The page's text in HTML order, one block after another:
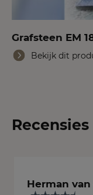
Grafsteen EM
Bekijk dit
Recensies
Herman